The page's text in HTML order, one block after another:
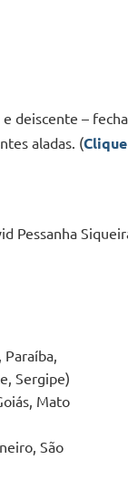
deiscente –
aladas. (
Pessanha
Paraíba,
Sergipe)
Mato
São